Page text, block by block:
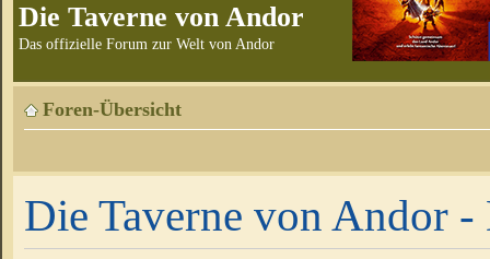
Die Taverne von Andor
Das offizielle Forum zur Welt von Andor
Foren-Übersicht
Die Taverne von Andor